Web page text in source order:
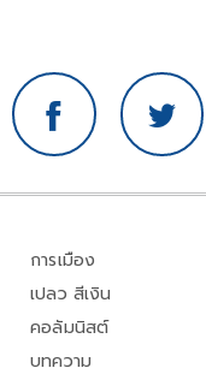
การเมือง
เปลว สีเงิน
คอลัมนิสต์
บทความ